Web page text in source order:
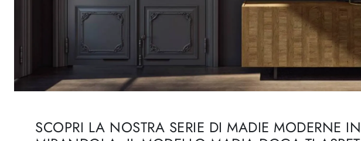
SCOPRI LA NOSTRA SERIE DI MADIE MODERNE